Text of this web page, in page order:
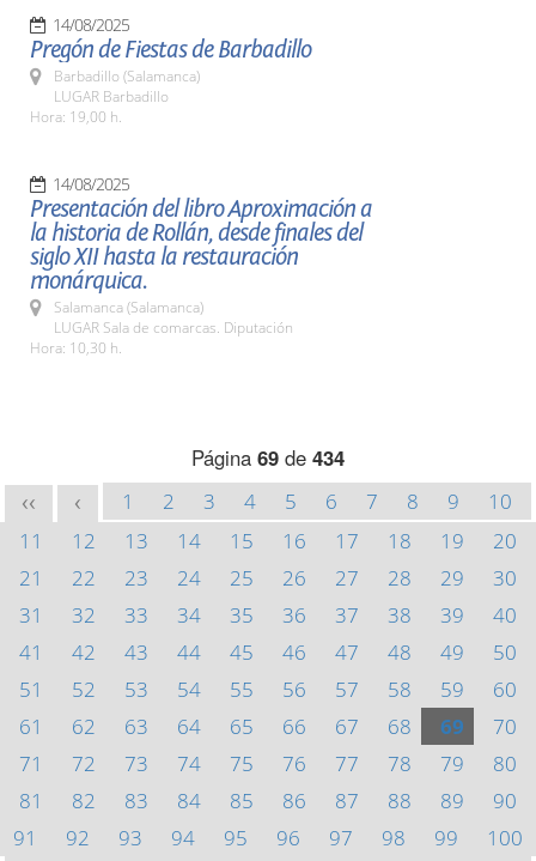
14/08/2025
Pregón de Fiestas de Barbadillo
Barbadillo (Salamanca)
LUGAR Barbadillo
Hora: 19,00 h.
14/08/2025
Presentación del libro Aproximación a
la historia de Rollán, desde finales del
siglo XII hasta la restauración
monárquica.
Salamanca (Salamanca)
LUGAR Sala de comarcas. Diputación
Hora: 10,30 h.
Página 69 de 434
<< < 1 2 3 4 5 6 7 8 9
10
11
12 13 14 15 16 17 18 19
20
21
22 23 24 25 26 27 28 29
30
31
32 33 34 35 36 37 38 39
40
41
42 43 44 45 46 47 48 49
50
51
52 53 54 55 56 57 58 59
60
61
62 63 64 65 66 67 68 69
70
71
72 73 74 75 76 77 78 79
80
81
82 83 84 85 86 87 88 89
90
91
92 93 94 95 96 97 98 99
100